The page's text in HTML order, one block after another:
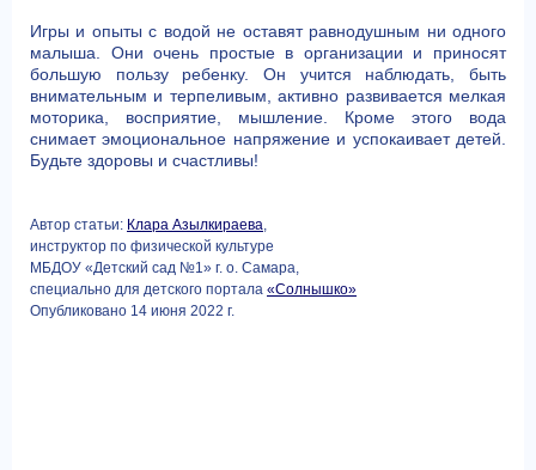
Игры и опыты с водой не оставят равнодушным ни одного
малыша. Они очень простые в организации и приносят
большую пользу ребенку. Он учится наблюдать, быть
внимательным и терпеливым, активно развивается мелкая
моторика, восприятие, мышление. Кроме этого вода
снимает эмоциональное напряжение и успокаивает детей.
Будьте здоровы и счастливы!
Автор статьи: Клара Азылкираева
инструктор по физической культуре
МБДОУ «Детский сад №1» г. о. Самара,
специально для детского портала «Солнышко»
Опубликовано 14 июня 2022 г.